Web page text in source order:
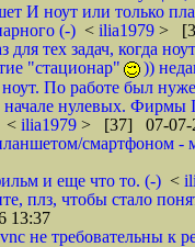
И ноут или только
(-) < ilia1979 >
для тех задач, когда
"стационар"
))
По работе был
нулевых.
< ilia1979 > [37] 07-07-
смартфоном -
и еще что то. (-) <
плз, чтобы стало
13:37
не требовательны к